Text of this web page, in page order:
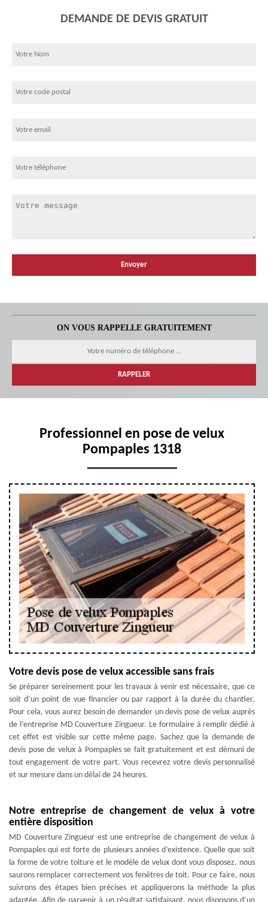
DEMANDE DE DEVIS GRATUIT
ON VOUS RAPPELLE GRATUITEMENT
Professionnel en pose de velux
Pompaples 1318
Votre devis pose de velux accessible sans frais
Se préparer sereinement pour les travaux à venir est nécessaire, que ce
soit d’un point de vue financier ou par rapport à la durée du chantier.
Pour cela, vous aurez besoin de demander un devis pose de velux auprès
de l’entreprise MD Couverture Zingueur. Le formulaire à remplir dédié à
cet effet est visible sur cette même page. Sachez que la demande de
devis pose de velux à Pompaples se fait gratuitement et est démuni de
tout engagement de votre part. Vous recevrez votre devis personnalisé
et sur mesure dans un délai de 24 heures.
Notre entreprise de changement de velux à votre
entière disposition
MD Couverture Zingueur est une entreprise de changement de velux à
Pompaples qui est forte de plusieurs années d’existence. Quelle que soit
la forme de votre toiture et le modèle de velux dont vous disposez, nous
saurons remplacer correctement vos fenêtres de toit. Pour ce faire, nous
suivrons des étapes bien précises et appliquerons la méthode la plus